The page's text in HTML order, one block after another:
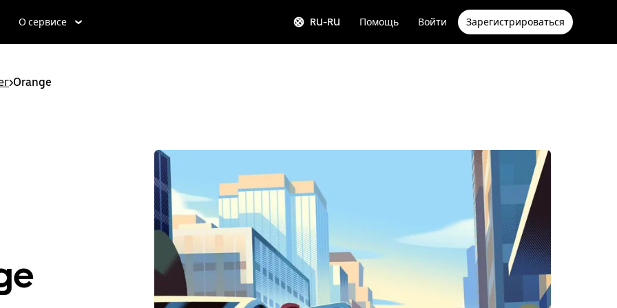
О сервисе RU-RU Помощь Войти Зарегистрироваться
>Orange